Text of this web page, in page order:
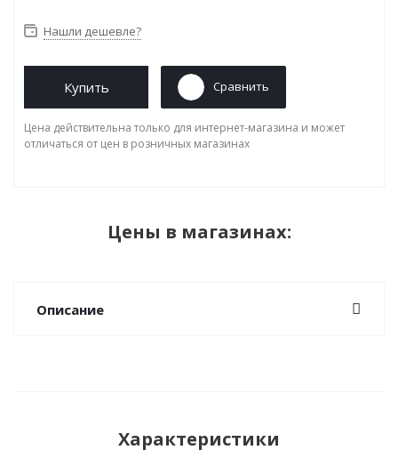
Нашли дешевле?
Купить Сравнить
Цена действительна только для интернет-магазина и может
отличаться от цен в розничных магазинах
Цены в магазинах:
Описание
Характеристики